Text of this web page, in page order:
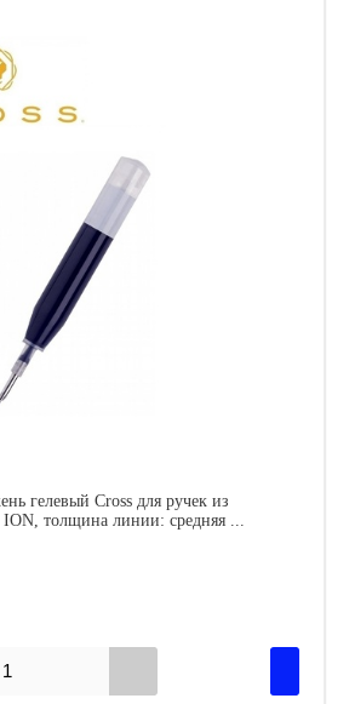
гелевый Cross для ручек из
толщина линии: средняя ...